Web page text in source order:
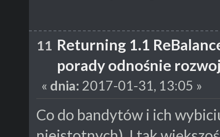
11 Returning 1.1
porady odnośnie
« dnia: 2017-01-31, 13:05 »
Co do bandytów i ich